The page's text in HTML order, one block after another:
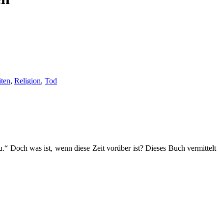
, Religion, Tod
Doch was ist, wenn diese Zeit vorüber ist? Dieses Buch vermittelt